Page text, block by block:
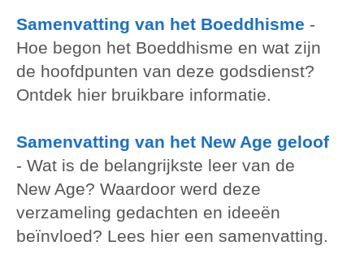
Samenvatting van het Boeddhisme -
Hoe begon het Boeddhisme en wat zijn
de hoofdpunten van deze godsdienst?
Ontdek hier bruikbare informatie.
Samenvatting van het New Age geloof
- Wat is de belangrijkste leer van de
New Age? Waardoor werd deze
verzameling gedachten en ideeën
beïnvloed? Lees hier een samenvatting.